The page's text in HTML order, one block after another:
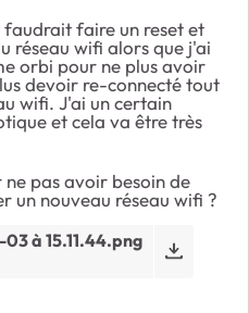
faudrait faire un reset et
réseau wifi alors que j'ai
orbi pour ne plus avoir
devoir re-connecté tout
wifi. J'ai un certain
et cela va être très
pas avoir besoin de
un nouveau réseau wifi ?
à 15.11.44.png